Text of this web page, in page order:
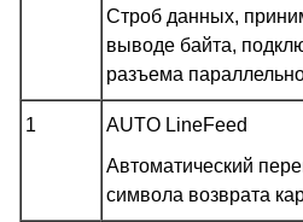
Cтроб данных,
выводе байта,
разъема
1
AUTO LineFeed
Автоматический
символа возврата